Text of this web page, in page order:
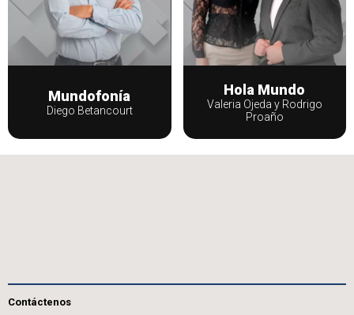
Mundofonía
Diego Betancourt
Hola Mundo
Valeria Ojeda y Rodrigo
Proaño
Contáctenos